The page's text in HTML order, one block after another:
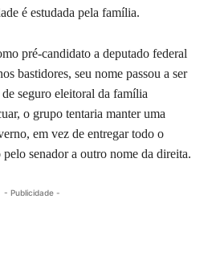
é estudada pela família.
pré-candidato a deputado federal
bastidores, seu nome passou a ser
seguro eleitoral da família
o grupo tentaria manter uma
em vez de entregar todo o
senador a outro nome da direita.
- Publicidade -